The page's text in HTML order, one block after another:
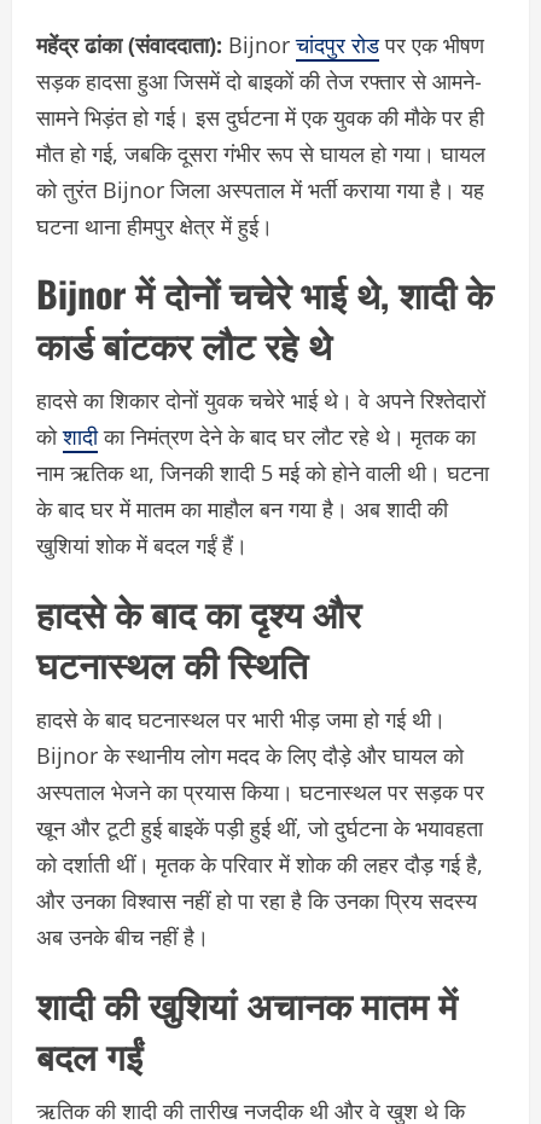
महेंद्र ढांका (संवाददाता): Bijnorचांदपुर रोडपर एक भीषण
सड़क हादसा हुआ जिसमें दो बाइकों की तेज रफ्तार से आमने-
सामने भिड़ंत हो गई। इस दुर्घटना में एक युवक की मौके पर ही
मौत हो गई, जबकि दूसरा गंभीर रूप से घायल हो गया। घायल
को तुरंत Bijnor जिला अस्पताल में भर्ती कराया गया है। यह
घटना थाना हीमपुर क्षेत्र में हुई।
Bijnor में दोनों चचेरे भाई थे, शादी के
कार्ड बांटकर लौट रहे थे
हादसे का शिकार दोनों युवक चचेरे भाई थे। वे अपने रिश्तेदारों
कोशादीका निमंत्रण देने के बाद घर लौट रहे थे। मृतक का
नाम ऋतिक था, जिनकी शादी 5 मई को होने वाली थी। घटना
के बाद घर में मातम का माहौल बन गया है। अब शादी की
खुशियां शोक में बदल गईं हैं।
हादसे के बाद का दृश्य और
घटनास्थल की स्थिति
हादसे के बाद घटनास्थल पर भारी भीड़ जमा हो गई थी।
Bijnor के स्थानीय लोग मदद के लिए दौड़े और घायल को
अस्पताल भेजने का प्रयास किया। घटनास्थल पर सड़क पर
खून और टूटी हुई बाइकें पड़ी हुई थीं, जो दुर्घटना के भयावहता
को दर्शाती थीं। मृतक के परिवार में शोक की लहर दौड़ गई है,
और उनका विश्वास नहीं हो पा रहा है कि उनका प्रिय सदस्य
अब उनके बीच नहीं है।
शादी की खुशियां अचानक मातम में
बदल गईं
ऋतिक की शादी की तारीख नजदीक थी और वे खुश थे कि